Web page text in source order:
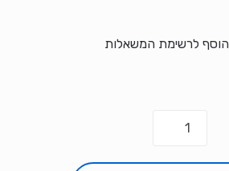
הוסף לרשימת המשאלות
כמות
תומך